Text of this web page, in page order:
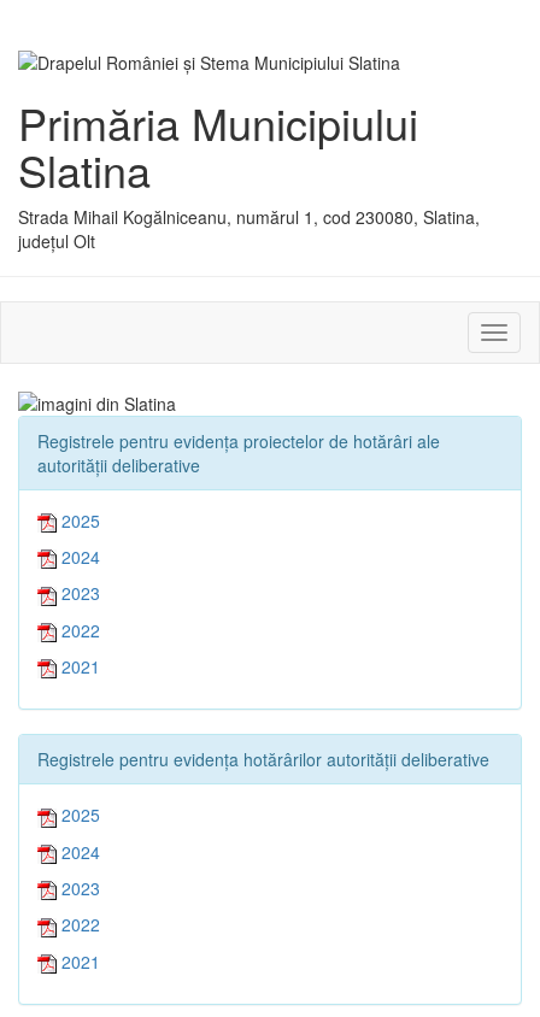
Primăria Municipiului
Slatina
Strada Mihail Kogălniceanu, numărul 1, cod 230080, Slatina,
județul Olt
sau
Registrele pentru evidența proiectelor de hotărâri ale
autorității deliberative
2025
2024
2023
2022
2021
Registrele pentru evidența hotărârilor autorității deliberative
2025
2024
2023
2022
2021